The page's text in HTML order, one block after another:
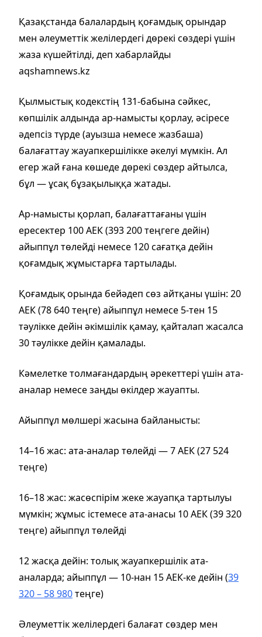
Қазақстанда балалардың қоғамдық орындар
мен әлеуметтік желілердегі дөрекі сөздері үшін
жаза күшейтілді, деп хабарлайды
aqshamnews.kz
Қылмыстық кодекстің 131-бабына сәйкес,
көпшілік алдында ар-намысты қорлау, әсіресе
әдепсіз түрде (ауызша немесе жазбаша)
балағаттау жауапкершілікке әкелуі мүмкін. Ал
егер жай ғана көшеде дөрекі сөздер айтылса,
бұл — ұсақ бұзақылыққа жатады.
Ар-намысты қорлап, балағаттағаны үшін
ересектер 100 АЕК (393 200 теңгеге дейін)
айыппұл төлейді немесе 120 сағатқа дейін
қоғамдық жұмыстарға тартылады.
Қоғамдық орында бейәдеп сөз айтқаны үшін: 20
АЕК (78 640 теңге) айыппұл немесе 5-тен 15
тәулікке дейін әкімшілік қамау, қайталап жасалса
30 тәулікке дейін қамалады.
Кәмелетке толмағандардың әрекеттері үшін ата-
аналар немесе заңды өкілдер жауапты.
Айыппұл мөлшері жасына байланысты:
14–16 жас: ата-аналар төлейді — 7 АЕК (27 524
теңге)
16–18 жас: жасөспірім жеке жауапқа тартылуы
мүмкін; жұмыс істемесе ата-анасы 10 АЕК (39 320
теңге) айыппұл төлейді
12 жасқа дейін: толық жауапкершілік ата-
аналарда; айыппұл — 10-нан 15 АЕК-ке дейін (39
320 – 58 980теңге)
Әлеуметтік желілердегі балағат сөздер мен